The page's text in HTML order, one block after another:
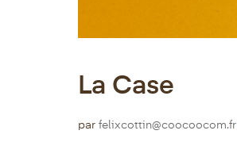
La Case
par felixcottin@coocoocom.fr